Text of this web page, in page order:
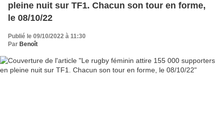
pleine nuit sur TF1. Chacun son tour en forme,
le 08/10/22
Publié le 09/10/2022 à 11:30
Par Benoît